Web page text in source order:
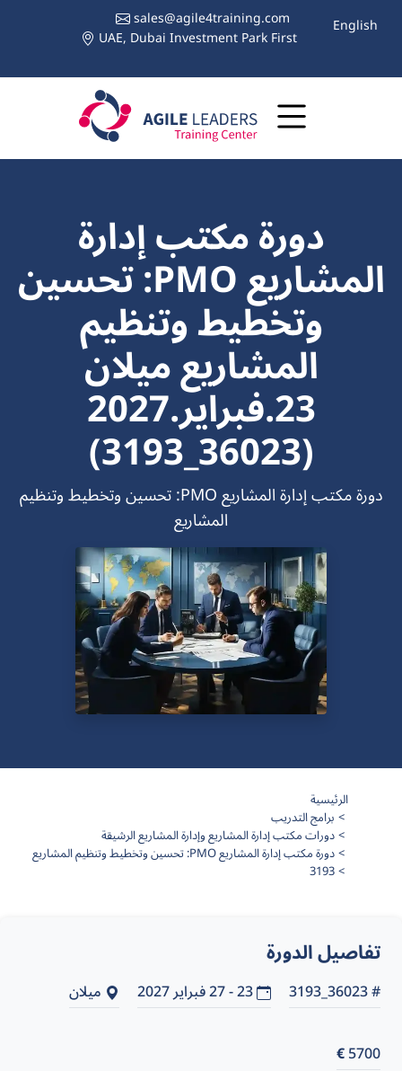
sales@agile4training.com
UAE, Dubai Investment Park First English
دورة مكتب إدارة
المشاريع PMO: تحسين
وتخطيط وتنظيم
المشاريع ميلان
23.فبراير.2027
(36023_3193)
دورة مكتب إدارة المشاريع PMO: تحسين وتخطيط وتنظيم
المشاريع
الرئيسية
برامج التدريب
دورات مكتب إدارة المشاريع وإدارة المشاريع الرشيقة
دورة مكتب إدارة المشاريع PMO: تحسين وتخطيط وتنظيم المشاريع
3193
تفاصيل الدورة
# 36023_3193 23 - 27 فبراير 2027 ميلان
5700
€